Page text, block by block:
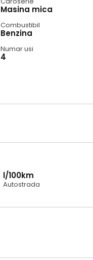
Masina mica
Combustibil
Benzina
Numar usi
4
l/100km
Autostrada